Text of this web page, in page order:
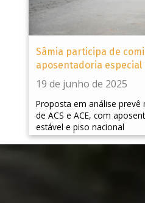
Sâmia participa de
aposentadoria especial
19 de junho de 2025
Proposta em análise prevê
de ACS e ACE, com
estável e piso nacional